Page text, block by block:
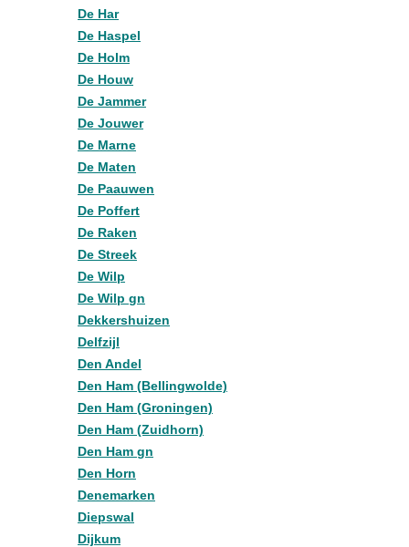
De Har
De Haspel
De Holm
De Houw
De Jammer
De Jouwer
De Marne
De Maten
De Paauwen
De Poffert
De Raken
De Streek
De Wilp
De Wilp gn
Dekkershuizen
Delfzijl
Den Andel
Den Ham (Bellingwolde)
Den Ham (Groningen)
Den Ham (Zuidhorn)
Den Ham gn
Den Horn
Denemarken
Diepswal
Dijkum